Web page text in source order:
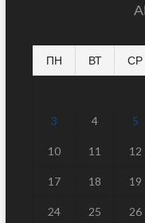
ПН ВТ СР
3 4 5
10 11 12
17 18 19
24 25 26